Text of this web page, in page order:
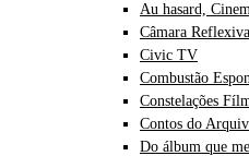
Au hasard,
Câmara Reflexiva
Civic TV
Combustão
Constelações
Contos do
Do álbum que